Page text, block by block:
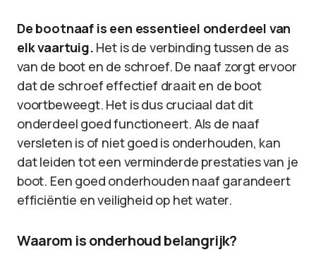
De bootnaaf is een essentieel onderdeel van
elk vaartuig. Het is de verbinding tussen de as
van de boot en de schroef. De naaf zorgt ervoor
dat de schroef effectief draait en de boot
voortbeweegt. Het is dus cruciaal dat dit
onderdeel goed functioneert. Als de naaf
versleten is of niet goed is onderhouden, kan
dat leiden tot een verminderde prestaties van je
boot. Een goed onderhouden naaf garandeert
efficiëntie en veiligheid op het water.
Waarom is onderhoud belangrijk?